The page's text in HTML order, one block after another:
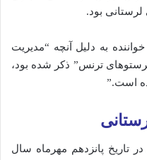
لرستانی بود.
به دلیل آنچه “مدیریت
ترنس” ذکر شده بود،
است.”
تاریخ پانزدهم مهرماه سال